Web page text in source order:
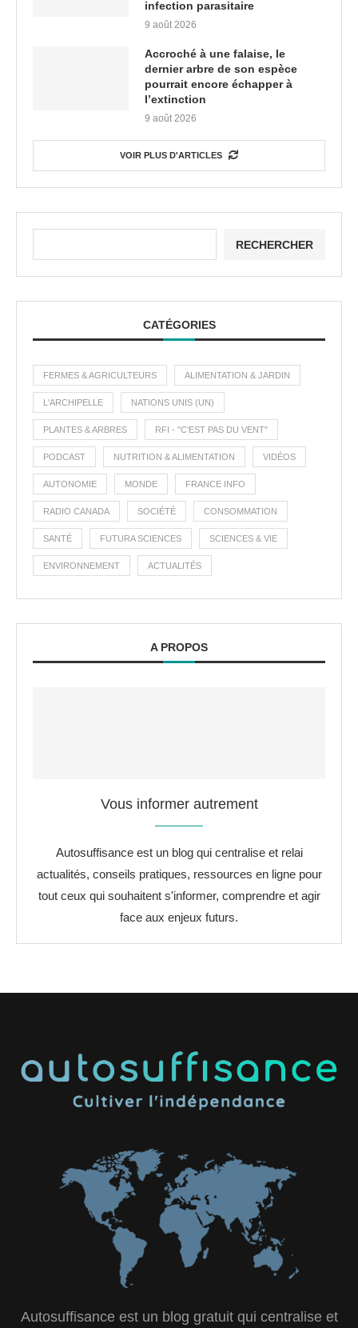
infection parasitaire
9 août 2026
Accroché à une falaise, le
dernier arbre de son espèce
pourrait encore échapper à
l’extinction
9 août 2026
VOIR PLUS D'ARTICLES
RECHERCHER
CATÉGORIES
FERMES & AGRICULTEURS ALIMENTATION & JARDIN
L'ARCHIPELLE NATIONS UNIS (UN)
PLANTES & ARBRES RFI - "C'EST PAS DU VENT"
PODCAST NUTRITION & ALIMENTATION VIDÉOS
AUTONOMIE MONDE FRANCE INFO
RADIO CANADA SOCIÉTÉ CONSOMMATION
SANTÉ FUTURA SCIENCES SCIENCES & VIE
ENVIRONNEMENT ACTUALITÉS
A PROPOS
Vous informer autrement
Autosuffisance est un blog qui centralise et relai
actualités, conseils pratiques, ressources en ligne pour
tout ceux qui souhaitent s'informer, comprendre et agir
face aux enjeux futurs.
Autosuffisance est un blog gratuit qui centralise et